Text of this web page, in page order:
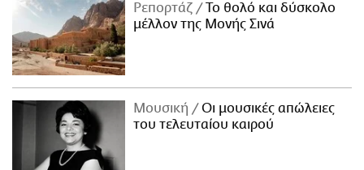
Ρεπορτάζ
Το θολό και δύσκολο
μέλλον της Μονής Σινά
Μουσική
Οι μουσικές απώλειες
του τελευταίου καιρού